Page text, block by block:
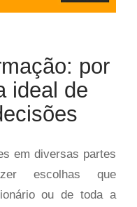
por
ideal de
em diversas partes
escolhas que
ou de toda a